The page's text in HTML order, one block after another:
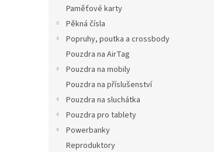
Paměťové karty
Pěkná čísla
Popruhy, poutka a crossbody
Pouzdra na AirTag
Pouzdra na mobily
Pouzdra na příslušenství
Pouzdra na sluchátka
Pouzdra pro tablety
Powerbanky
Reproduktory